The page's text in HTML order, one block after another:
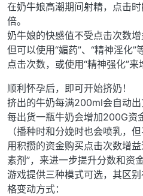
在奶牛娘高潮期间射精，点击
倍。
奶牛娘的快感值不受点击次数增
但可以使用“媚药”、“精神淫化
点击次数，或使用“精神强化”来
顺利怀孕后，即可开始挤奶！
挤出的牛奶每满200ml会自动出
每出货一瓶牛奶会增加200G资
（播种时和分娩时也会喷乳，但
用积攒的资金购买点击次数增
素剂”，来进一步提升分数和资金
游戏提供三种模式可选，其区
格变动方式：